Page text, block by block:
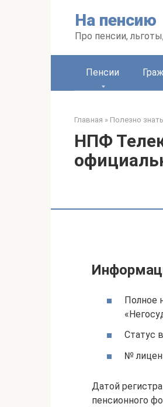
На пенсию
Про пенсии,
Пенсии
Главная » Полезно знать
НПФ
Полное
Статус
№
Датой
пенсионного